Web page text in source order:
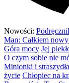
Nowości:
Man: Całkiem
Góra mocy Jej
O czym sobie nie
Minionki i straszydła
życie Chłopiec na